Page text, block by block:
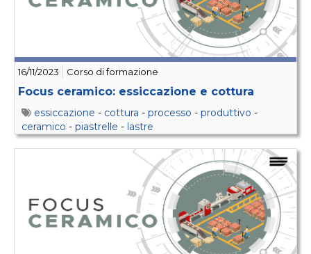
16/11/2023 Corso di formazione
Focus ceramico: essiccazione e cottura
essiccazione - cottura - processo - produttivo -
ceramico - piastrelle - lastre